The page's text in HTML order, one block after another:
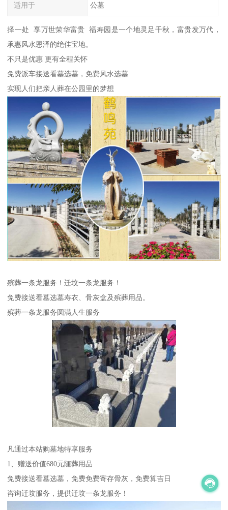
适用于 公墓
择一处 享万世荣华富贵 福寿园是一个地灵足千秋，富贵发万代，
承惠风水恩泽的绝佳宝地。
不只是优惠 更有全程关怀
免费派车接送看墓选墓，免费风水选墓
实现人们把亲人葬在公园里的梦想
殡葬一条龙服务！迁坟一条龙服务！
免费接送看墓选墓寿衣、骨灰盒及殡葬用品。
殡葬一条龙服务圆满人生服务
凡通过本站购墓地特享服务
1、赠送价值680元随葬用品
免费接送看墓选墓，免费免费寄存骨灰，免费算吉日
咨询迁坟服务，提供迁坟一条龙服务！